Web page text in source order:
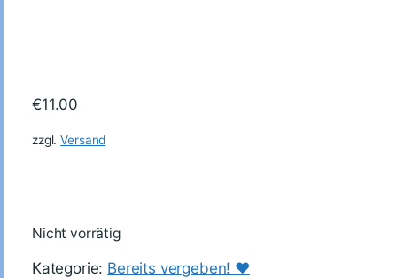
€11.00
zzgl.Versand
Nicht vorrätig
Kategorie: Bereits vergeben! ♥️